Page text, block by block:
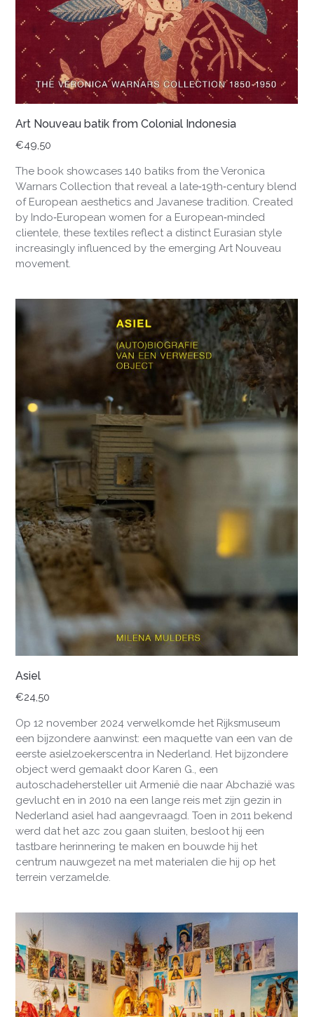
Art Nouveau batik from Colonial Indonesia
€49,50
The book showcases 140 batiks from the Veronica
Warnars Collection that reveal a late‑19th‑century blend
of European aesthetics and Javanese tradition. Created
by Indo‑European women for a European‑minded
clientele, these textiles reflect a distinct Eurasian style
increasingly influenced by the emerging Art Nouveau
movement.
Asiel
€24,50
Op 12 november 2024 verwelkomde het Rijksmuseum
een bijzondere aanwinst: een maquette van een van de
eerste asielzoekerscentra in Nederland. Het bijzondere
object werd gemaakt door Karen G., een
autoschadehersteller uit Armenië die naar Abchazië was
gevlucht en in 2010 na een lange reis met zijn gezin in
Nederland asiel had aangevraagd. Toen in 2011 bekend
werd dat het azc zou gaan sluiten, besloot hij een
tastbare herinnering te maken en bouwde hij het
centrum nauwgezet na met materialen die hij op het
terrein verzamelde.